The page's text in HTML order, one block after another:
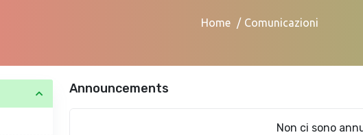
Home Comunicazioni
Announcements
Non ci sono